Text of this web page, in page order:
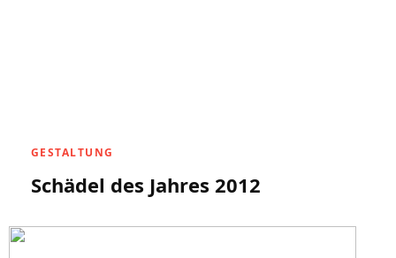
GESTALTUNG
Schädel des Jahres 2012